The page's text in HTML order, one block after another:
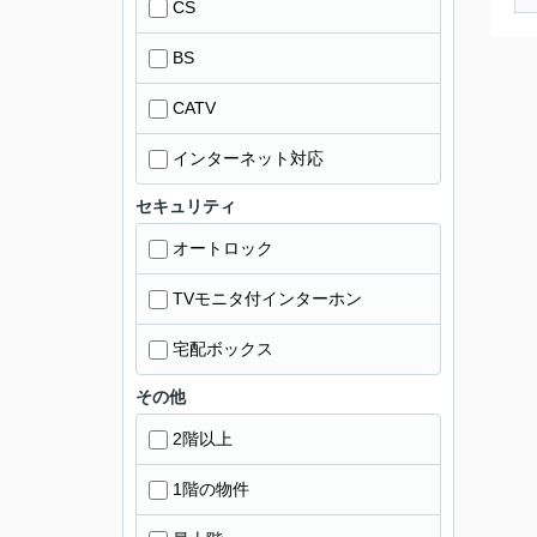
CS
BS
CATV
インターネット対応
セキュリティ
オートロック
TVモニタ付インターホン
宅配ボックス
その他
2階以上
1階の物件